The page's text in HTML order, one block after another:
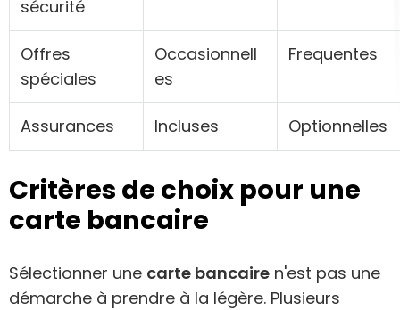
sécurité
Offres
spéciales
Occasionnell
es
Frequentes
Assurances Incluses Optionnelles
Critères de choix pour une
carte bancaire
Sélectionner une carte bancaire n'est pas une
démarche à prendre à la légère. Plusieurs